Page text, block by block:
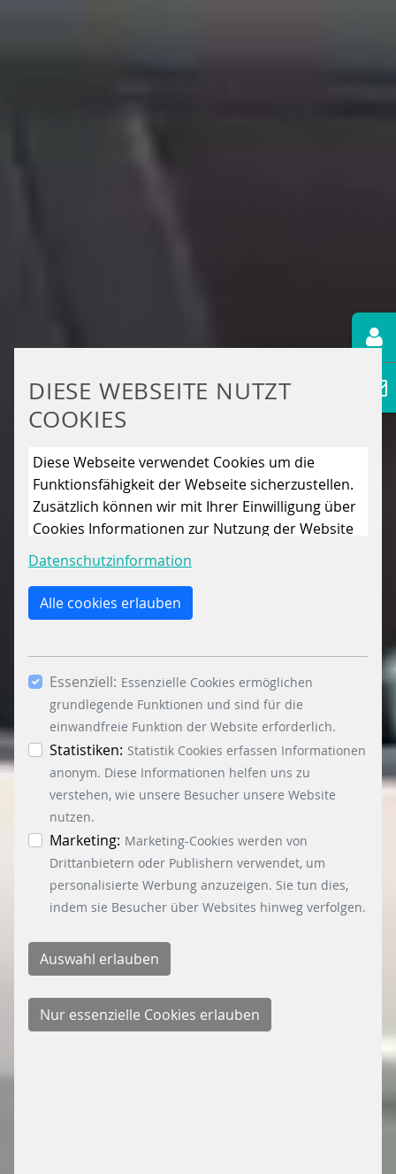
DIESE WEBSEITE NUTZT
COOKIES
Diese Webseite verwendet Cookies um die
Funktionsfähigkeit der Webseite sicherzustellen.
Zusätzlich können wir mit Ihrer Einwilligung über
Cookies Informationen zur Nutzung der Website
sammeln, um die Webseite ständig zu
verbessern. Mit dem Klick auf den Button „Nur
essenzielle Cookies erlauben“ lehnen Sie die
Verwendung anderer als der essenziell
Häkchen bei „Statistiken“ und „Marketing“ sowie
dem Button „Auswahl erlauben“, willigen Sie in
die Verwendung weiterer Cookies ein. Über den
Button „Accept all Cookies“ werden alle
Essenzielle-, Marketing- und Statistik-Cookies
akzeptiert. In der Datenschutzinformation
können Sie zu den einzelnen Cookies
differenzierte Informationen erhalten. Sie können
Ihre Einwilligung jederzeit widerrufen, indem Sie
auf den Button "Cookie Einstellungen" unten links
klicken.
Datenschutzinformation
Alle cookies erlauben
Essenziell: Essenzielle Cookies ermöglichen
grundlegende Funktionen und sind für die
einwandfreie Funktion der Website erforderlich.
Statistiken: Statistik Cookies erfassen Informationen
anonym. Diese Informationen helfen uns zu
verstehen, wie unsere Besucher unsere Website
nutzen.
Marketing: Marketing-Cookies werden von
Drittanbietern oder Publishern verwendet, um
personalisierte Werbung anzuzeigen. Sie tun dies,
indem sie Besucher über Websites hinweg verfolgen.